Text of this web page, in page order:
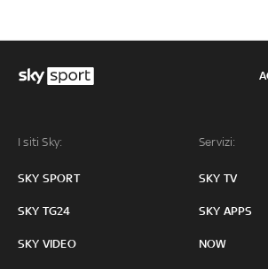
I siti Sky:
SKY SPORT
SKY TG24
SKY VIDEO
Servizi:
SKY TV
SKY APPS
NOW